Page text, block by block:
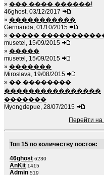
» ��� ���� ������!
46ghost, 03/12/2017
» �����������
Germanda, 01/10/2015
» �����
musetel, 15/09/2015
» �����
musetel, 15/09/2015
» �������
Miroslava, 19/08/2015
» �� ��������
����������������
�������
Myongdepue, 28/07/2015
Перейти
Топ 15 по количеству постов:
46ghost 6230
AnKit 1415
Admin 519